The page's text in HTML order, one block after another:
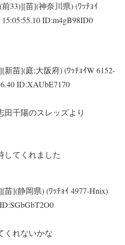
33)][苗](神奈川県) (ﾜｯﾁｮｲ
ID:m4gB98ID0
苗](庭:大阪府) (ﾜｯﾁｮｲW 6152-
ID:XAUbE7170
千陽のスレッズより
してくれました
](静岡県) (ﾜｯﾁｮｲ 4977-Hnix)
くれないかな